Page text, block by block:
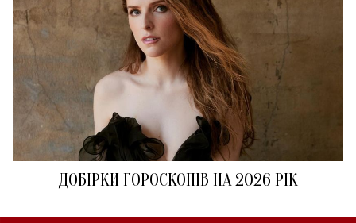
ДОБІРКИ ГОРОСКОПІВ НА 2026 РІК